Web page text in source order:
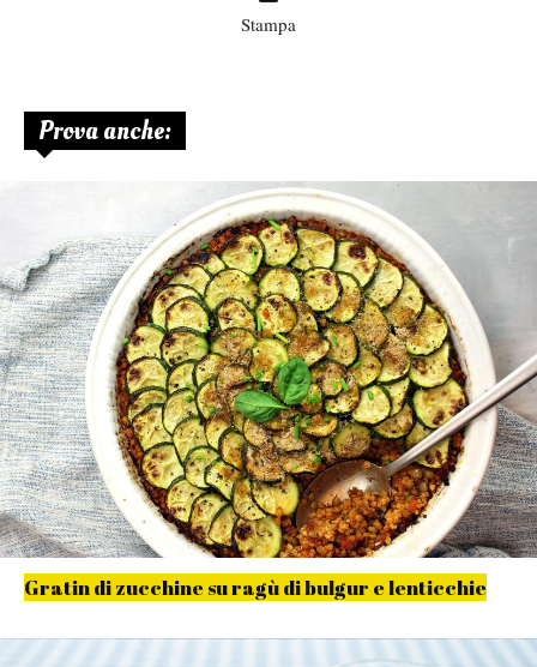
Stampa
Prova anche:
Gratin di zucchine su ragù di bulgur e lenticchie